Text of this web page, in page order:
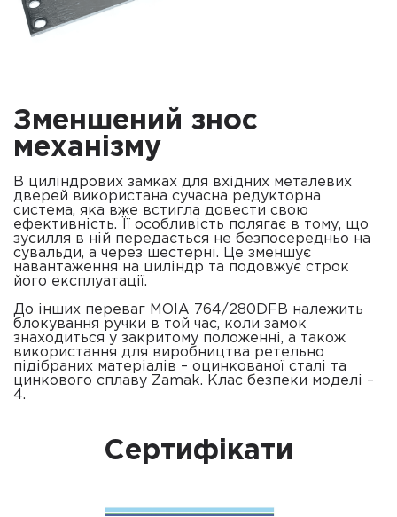
Зменшений знос
механізму
В циліндрових замках для вхідних металевих
дверей використана сучасна редукторна
система, яка вже встигла довести свою
ефективність. Її особливість полягає в тому, що
зусилля в ній передається не безпосередньо на
сувальди, а через шестерні. Це зменшує
навантаження на циліндр та подовжує строк
його експлуатації.
До інших переваг MOIA 764/280DFB належить
блокування ручки в той час, коли замок
знаходиться у закритому положенні, а також
використання для виробництва ретельно
підібраних матеріалів – оцинкованої сталі та
цинкового сплаву Zamak. Клас безпеки моделі –
4.
Сертифікати